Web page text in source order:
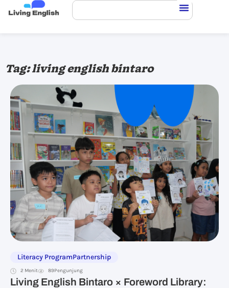
Tag: living english bintaro
Literacy ProgramPartnership
2 Menit 89Pengunjung
Living English Bintaro × Foreword Library: